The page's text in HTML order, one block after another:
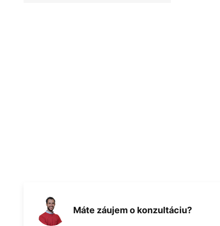
Máte záujem o konzultáciu?